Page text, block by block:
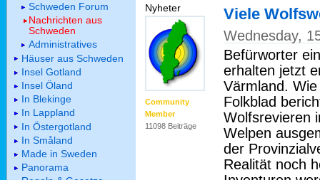
Nyheter
Community
Member
11098 Beiträge
Viele
Wednesday,
Befürworter
erhalten jetzt
Värmland.
Folkblad
Wolfsrevieren
Welpen
der
Realität noch
Schweden Forum
Nachrichten aus
Schweden
Administratives
Häuser aus Schweden
Insel Gotland
Insel Öland
In Blekinge
In Lappland
In Östergotland
In Småland
Made in Sweden
Panorama